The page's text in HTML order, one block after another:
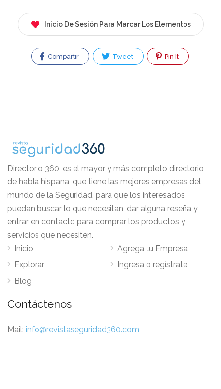
Inicio De Sesión Para Marcar Los Elementos
Compartir Tweet Pin It
Directorio 360, es el mayor y más completo directorio
de habla hispana, que tiene las mejores empresas del
mundo de la Seguridad, para que los interesados
puedan buscar lo que necesitan, dar alguna reseña y
entrar en contacto para comprar los productos y
servicios que necesiten.
Inicio
Explorar
Blog
Agrega tu Empresa
Ingresa o regístrate
Contáctenos
Mail: info@revistaseguridad360.com